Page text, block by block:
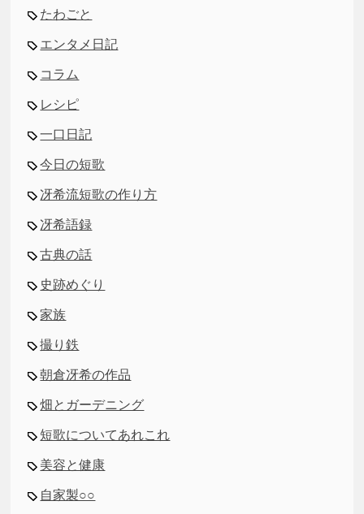
たわごと
エンタメ日記
コラム
レシピ
一口日記
今日の短歌
冴希流短歌の作り方
冴希語録
古典の話
史跡めぐり
家族
撮り鉄
朝倉冴希の作品
畑とガーデニング
短歌についてあれこれ
美容と健康
自家製○○